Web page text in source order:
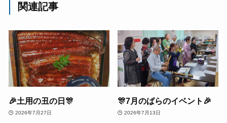
関連記事
🎉土用の丑の日🎊
2026年7月27日
🎊7月のばらのイベント🎉
2026年7月13日